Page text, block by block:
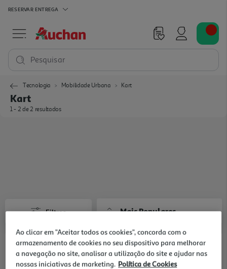
RESERVAR ENTREGA
Pesquisar
Tecnologia Mobilidade Urbana Kart
Kart
1 - 2 de 2 resultados
Filtros Mais Populares
Ao clicar em "Aceitar todos os cookies", concorda com o
armazenamento de cookies no seu dispositivo para melhorar
a navegação no site, analisar a utilização do site e ajudar nas
nossas iniciativas de marketing. Política de Cookies